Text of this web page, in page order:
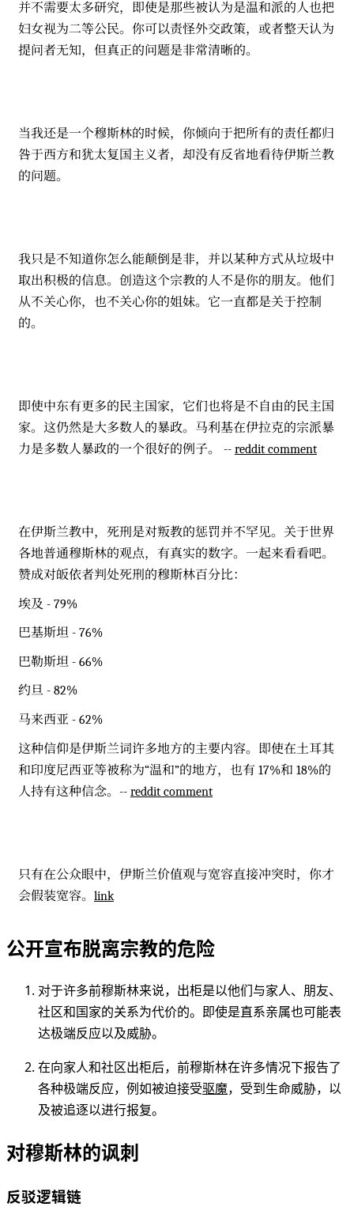
并不需要太多研究，即使是那些被认为是温和派的人也把
妇女视为二等公民。你可以责怪外交政策，或者整天认为
提问者无知，但真正的问题是非常清晰的。
当我还是一个穆斯林的时候，你倾向于把所有的责任都归
咎于西方和犹太复国主义者，却没有反省地看待伊斯兰教
的问题。
我只是不知道你怎么能颠倒是非，并以某种方式从垃圾中
取出积极的信息。创造这个宗教的人不是你的朋友。他们
从不关心你，也不关心你的姐妹。它一直都是关于控制
的。
即使中东有更多的民主国家，它们也将是不自由的民主国
家。这仍然是大多数人的暴政。马利基在伊拉克的宗派暴
力是多数人暴政的一个很好的例子。 -- reddit comment
在伊斯兰教中，死刑是对叛教的惩罚并不罕见。关于世界
各地普通穆斯林的观点，有真实的数字。一起来看看吧。
赞成对皈依者判处死刑的穆斯林百分比：
埃及 - 79%
巴基斯坦 - 76%
巴勒斯坦 - 66%
约旦 - 82%
马来西亚 - 62%
这种信仰是伊斯兰词许多地方的主要内容。即使在土耳其
和印度尼西亚等被称为“温和”的地方，也有 17%和 18%的
人持有这种信念。-- reddit comment
只有在公众眼中，伊斯兰价值观与宽容直接冲突时，你才
会假装宽容。 link
公开宣布脱离宗教的危险
对于许多前穆斯林来说，出柜是以他们与家人、朋友、
社区和国家的关系为代价的。即使是直系亲属也可能表
达极端反应以及威胁。
在向家人和社区出柜后，前穆斯林在许多情况下报告了
各种极端反应，例如被迫接受驱魔，受到生命威胁，以
及被追逐以进行报复。
对穆斯林的讽刺
反驳逻辑链